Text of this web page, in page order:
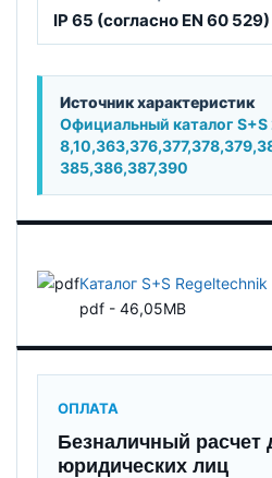
IP 65 (согласно EN 60 529)
Источник характеристик
Официальный каталог S+S
385,386,387,390
Каталог S+S
pdf - 46,05MB
ОПЛАТА
Безналичный расчет
юридических лиц